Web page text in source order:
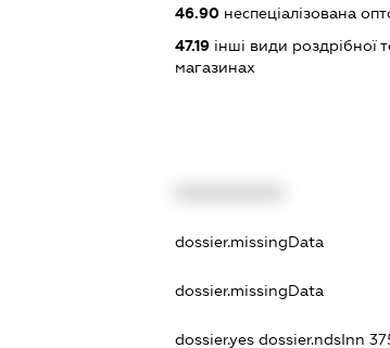
46.90неспеціалізована
47.19інші види роздрібної
магазинах
dossier.missingData
dossier.missingData
dossier.yes dossier.ndsInn